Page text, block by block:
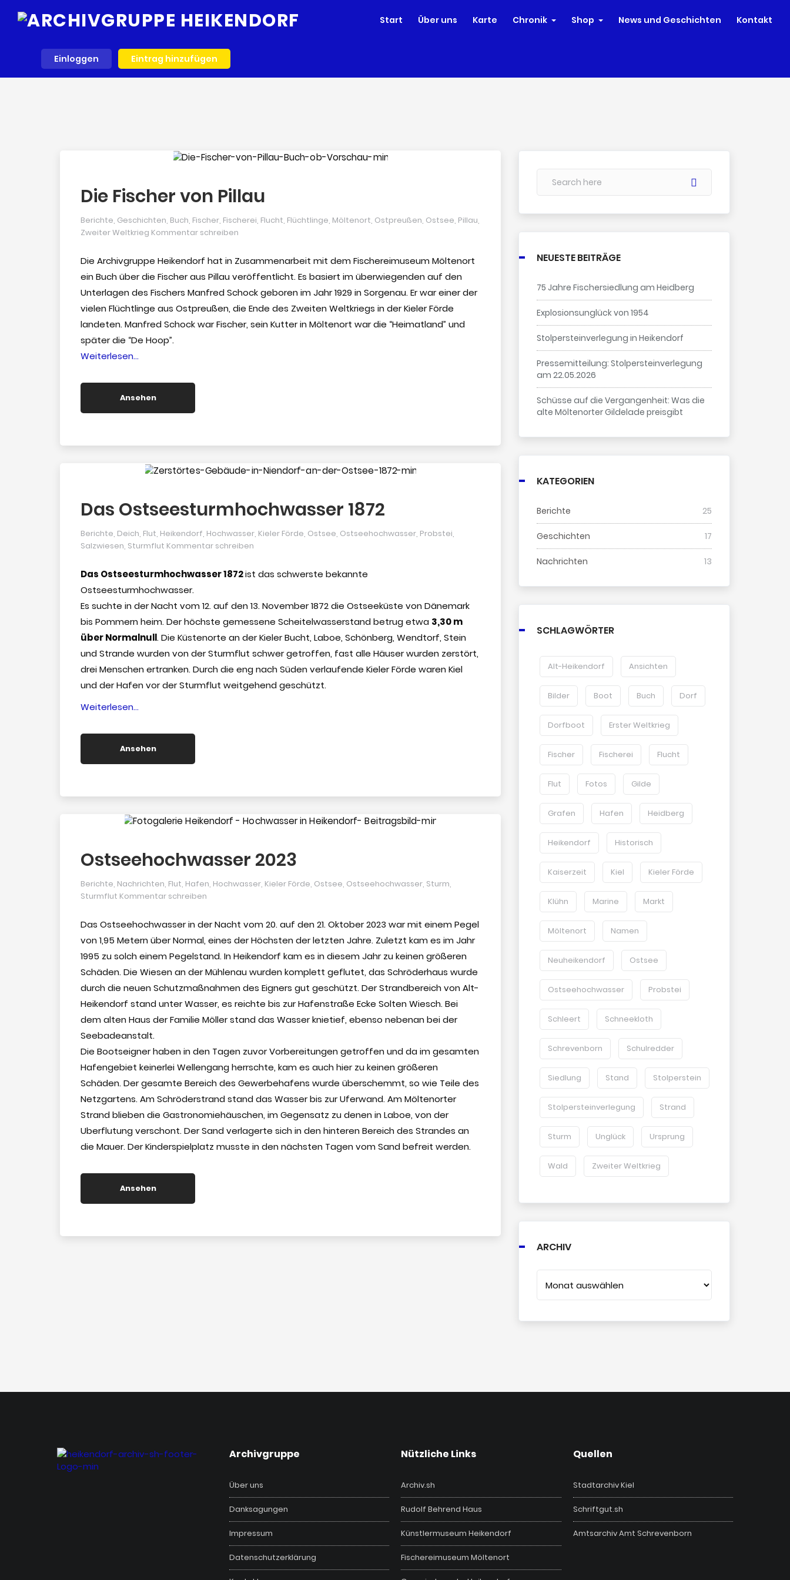
Einloggen Eintrag hinzufügen
Start Über uns Karte Chronik Shop News und Geschichten Kontakt
Die Fischer von Pillau
Berichte, Geschichten, Buch, Fischer, Fischerei, Flucht, Flüchtlinge, Möltenort, Ostpreußen, Ostsee, Pillau,
Zweiter Weltkrieg Kommentar schreiben
Die Archivgruppe Heikendorf hat in Zusammenarbeit mit dem Fischereimuseum Möltenort
ein Buch über die Fischer aus Pillau veröffentlicht. Es basiert im überwiegenden auf den
Unterlagen des Fischers Manfred Schock geboren im Jahr 1929 in Sorgenau. Er war einer der
vielen Flüchtlinge aus Ostpreußen, die Ende des Zweiten Weltkriegs in der Kieler Förde
landeten. Manfred Schock war Fischer, sein Kutter in Möltenort war die “Heimatland” und
später die “De Hoop”.
Weiterlesen…
Pillau”
Ansehen
Das Ostseesturmhochwasser 1872
Berichte Deich Flut Heikendorf Hochwasser Kieler Förde Ostsee Ostseehochwasser Probstei
Salzwiesen Sturmflut Kommentar schreiben
Das Ostseesturmhochwasser 1872ist das schwerste bekannte
Ostseesturmhochwasser.
Es suchte in der Nacht vom 12. auf den 13. November 1872 die Ostseeküste von Dänemark
bis Pommern heim. Der höchste gemessene Scheitelwasserstand betrug etwa 3,30 m
über Normalnull. Die Küstenorte an der Kieler Bucht, Laboe, Schönberg, Wendtorf, Stein
und Strande wurden von der Sturmflut schwer getroffen, fast alle Häuser wurden zerstört,
drei Menschen ertranken. Durch die eng nach Süden verlaufende Kieler Förde waren Kiel
und der Hafen vor der Sturmflut weitgehend geschützt.
Weiterlesen…
1872”
Ansehen
Ostseehochwasser 2023
Berichte, Nachrichten, Flut, Hafen, Hochwasser, Kieler Förde, Ostsee, Ostseehochwasser, Sturm,
Sturmflut Kommentar schreiben
Das Ostseehochwasser in der Nacht vom 20. auf den 21. Oktober 2023 war mit einem Pegel
von 1,95 Metern über Normal, eines der Höchsten der letzten Jahre. Zuletzt kam es im Jahr
1995 zu solch einem Pegelstand. In Heikendorf kam es in diesem Jahr zu keinen größeren
Schäden. Die Wiesen an der Mühlenau wurden komplett geflutet, das Schröderhaus wurde
durch die neuen Schutzmaßnahmen des Eigners gut geschützt. Der Strandbereich von Alt-
Heikendorf stand unter Wasser, es reichte bis zur Hafenstraße Ecke Solten Wiesch. Bei
dem alten Haus der Familie Möller stand das Wasser knietief, ebenso nebenan bei der
Seebadeanstalt.
Die Bootseigner haben in den Tagen zuvor Vorbereitungen getroffen und da im gesamten
Hafengebiet keinerlei Wellengang herrschte, kam es auch hier zu keinen größeren
Schäden. Der gesamte Bereich des Gewerbehafens wurde überschemmt, so wie Teile des
Netzgartens. Am Schröderstrand stand das Wasser bis zur Uferwand. Am Möltenorter
Strand blieben die Gastronomiehäuschen, im Gegensatz zu denen in Laboe, von der
Uberflutung verschont. Der Sand verlagerte sich in den hinteren Bereich des Strandes an
die Mauer. Der Kinderspielplatz musste in den nächsten Tagen vom Sand befreit werden.
Ansehen
NEUESTE BEITRÄGE
75 Jahre Fischersiedlung am Heidberg
Explosionsunglück von 1954
Stolpersteinverlegung in Heikendorf
Pressemitteilung: Stolpersteinverlegung
am 22.05.2026
Schüsse auf die Vergangenheit: Was die
alte Möltenorter Gildelade preisgibt
KATEGORIEN
Berichte 25
Geschichten 17
Nachrichten 13
SCHLAGWÖRTER
Alt-Heikendorf Ansichten
Bilder Boot Buch Dorf
Dorfboot Erster Weltkrieg
Fischer Fischerei Flucht
Flut Fotos Gilde
Grafen Hafen Heidberg
Heikendorf Historisch
Kaiserzeit Kiel Kieler Förde
Klühn Marine Markt
Möltenort Namen
Neuheikendorf Ostsee
Ostseehochwasser Probstei
Schleert Schneekloth
Schrevenborn Schulredder
Siedlung Stand Stolperstein
Stolpersteinverlegung Strand
Sturm Unglück Ursprung
Wald Zweiter Weltkrieg
ARCHIV
‎Archivgruppe
Über uns
Danksagungen
Impressum
Datenschutzerklärung
Nützliche Links
Archiv.sh
Rudolf Behrend Haus
Künstlermuseum Heikendorf
Fischereimuseum Möltenort
Quellen
Stadtarchiv Kiel
Schriftgut.sh
Amtsarchiv Amt Schrevenborn